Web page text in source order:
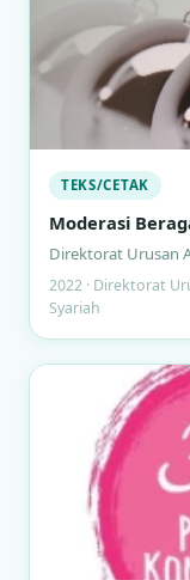
TEKS/CETAK
Moderasi
Direktorat Urusan
2022 · Direktorat
Syariah